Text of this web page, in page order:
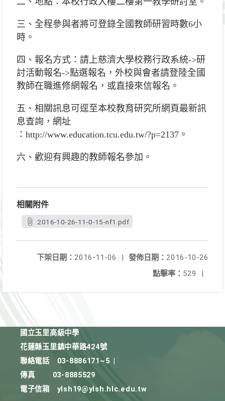
三、全程參與者將可登錄全國教師研習時數6小
時。
四、報名方式：請上慈濟大學校務行政系統->研
討活動報名->點選報名，外校與會者請登陸全國
教師在職進修網報名， 或直接來信報名。
五、相關訊息可逕至本校教育研究所網頁最新訊
息查詢，網址
：http://www.education.tcu.edu.tw/?p=2137。
六、歡迎有興趣的教師報名參加。
相關附件
2016-10-26-11-0-15-nf1.pdf
發佈日期： 2016-10-26
下架日期： 2016-11-06
|
點擊率： 529 |
國立玉里高級中學
花蓮縣玉里鎮中華路424號
聯絡電話
03-8886171~5
傳真
03-8885529
電子信箱
ylsh19@ylsh.hlc.edu.tw